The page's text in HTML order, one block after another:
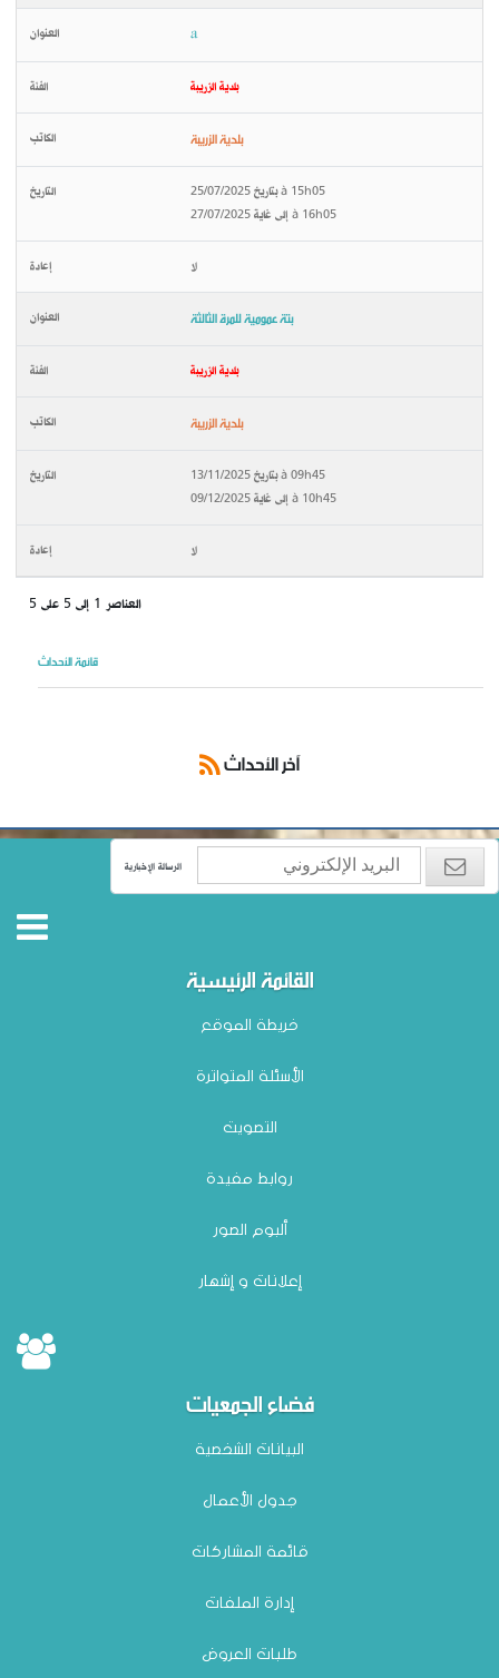
قائمة الأحداث
العناصر 1 إلى 5 على 5
a
بلدية الزريبة
بلدية الزريبة
بتاريخ 25/07/2025 à 15h05
إلى غاية 27/07/2025 à 16h05
لا
بتة عمومية للمرة الثالثة
بلدية الزريبة
بلدية الزريبة
بتاريخ 13/11/2025 à 09h45
إلى غاية 09/12/2025 à 10h45
لا
آخر الأحداث
الرسالة الإخبارية
القائمة الرئيسية
خريطة الموقع
الأسئلة المتواترة
التصويت
روابط مفيدة
ألبوم الصور
إعلانات و إشهار
فضاء الجمعيات
البيانات الشخصية
جدول الأعمال
قائمة المشاركات
إدارة الملفات
طلبات العروض